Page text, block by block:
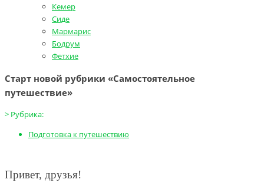
Кемер
Сиде
Мармарис
Бодрум
Фетхие
Старт новой рубрики «Самостоятельное
путешествие»
> Рубрика:
Подготовка к путешествию
Привет, друзья!